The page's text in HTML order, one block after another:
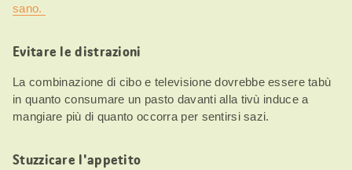
sano.
Evitare le distrazioni
La combinazione di cibo e televisione dovrebbe essere tabù
in quanto consumare un pasto davanti alla tivù induce a
mangiare più di quanto occorra per sentirsi sazi.
Stuzzicare l'appetito